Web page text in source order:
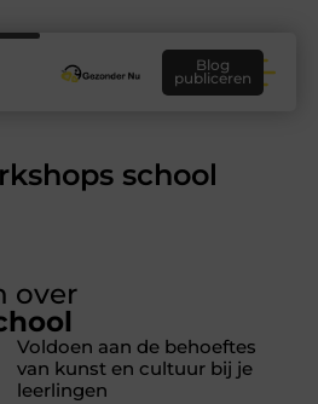
Blog
publiceren
school
over
Voldoen aan de behoeftes
van kunst en cultuur bij je
leerlingen